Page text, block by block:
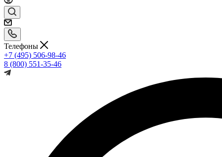
Телефоны
+7 (495) 506-98-46
8 (800) 551-35-46